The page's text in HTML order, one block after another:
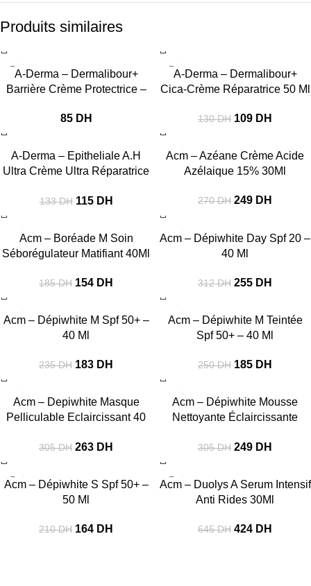
Produits similaires
A-Derma – Dermalibour+
Barrière Crème Protectrice –
85 DH
A-Derma – Dermalibour+
Cica-Crème Réparatrice 50 Ml
130DH 109 DH
A-Derma – Epitheliale A.H
Ultra Crème Ultra Réparatrice
133DH 115 DH
Acm – Azéane Crème Acide
Azélaique 15% 30Ml
270DH 249 DH
Acm – Boréade M Soin
Séborégulateur Matifiant 40Ml
185DH 154 DH
Acm – Dépiwhite Day Spf 20 –
40 Ml
312DH 255 DH
Acm – Dépiwhite M Spf 50+ –
40 Ml
235DH 183 DH
Acm – Dépiwhite M Teintée
Spf 50+ – 40 Ml
250DH 185 DH
Acm – Depiwhite Masque
Pelliculable Eclaircissant 40
305DH 263 DH
Acm – Dépiwhite Mousse
Nettoyante Éclaircissante
305DH 249 DH
Acm – Dépiwhite S Spf 50+ –
50 Ml
210DH 164 DH
Acm – Duolys A Serum Intensif
Anti Rides 30Ml
645DH 424 DH